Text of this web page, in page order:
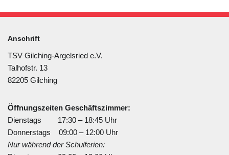
Anschrift
TSV Gilching-Argelsried e.V.
Talhofstr. 13
82205 Gilching
Öffnungszeiten Geschäftszimmer:
Dienstags 17:30 – 18:45 Uhr
Donnerstags 09:00 – 12:00 Uhr
Nur während der Schulferien: